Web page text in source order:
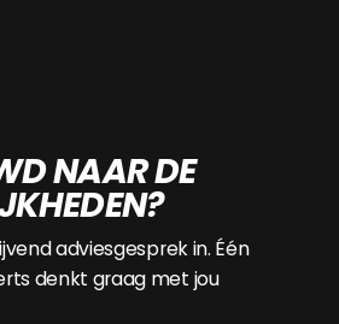
NAAR DE
adviesgesprek in. Één
denkt graag met jou